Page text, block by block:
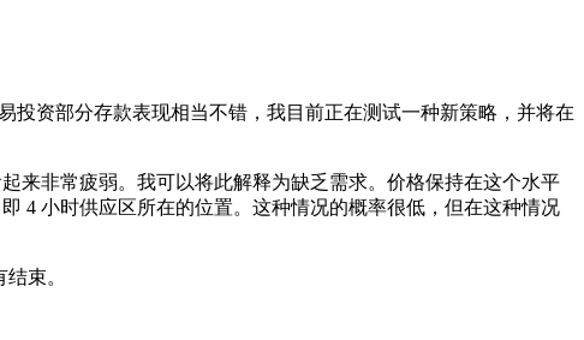
资部分存款表现相当不错，我目前正在测试一种新策略，并将在
来非常疲弱。我可以将此解释为缺乏需求。价格保持在这个水平
4 小时供应区所在的位置。这种情况的概率很低，但在这种情况
束。